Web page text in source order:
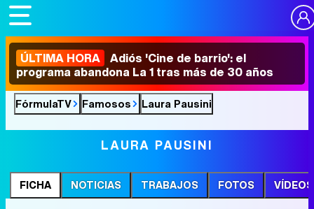
ÚLTIMA HORA Adiós 'Cine de barrio': el
programa abandona La 1 tras más de 30 años
FórmulaTV Famosos Laura Pausini
LAURA PAUSINI
FICHA NOTICIAS TRABAJOS FOTOS VÍDEOS